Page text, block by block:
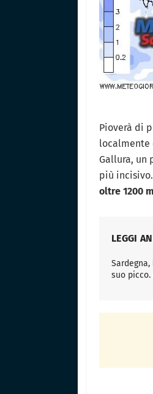
Pioverà di
localmente
Gallura, un
più
oltre 1200
LEGGI
suo picco.